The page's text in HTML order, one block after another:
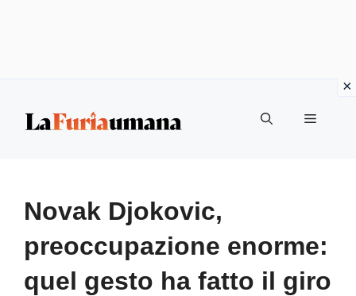
Menu
Novak Djokovic,
preoccupazione enorme:
quel gesto ha fatto il giro